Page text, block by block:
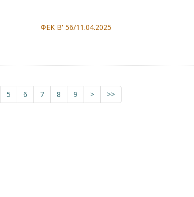
ΦΕΚ Β' 56/11.04.2025
5 6 7 8 9 > >>